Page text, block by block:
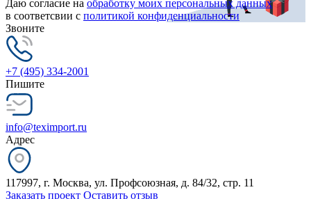
Даю согласие на обработку моих персональных данных
в соответсвии с политикой конфиденциальности
Звоните
+7 (495) 334-2001
Пишите
info@teximport.ru
Адрес
117997, г. Москва, ул. Профсоюзная, д. 84/32, стр. 11
Заказать проект Оставить отзыв